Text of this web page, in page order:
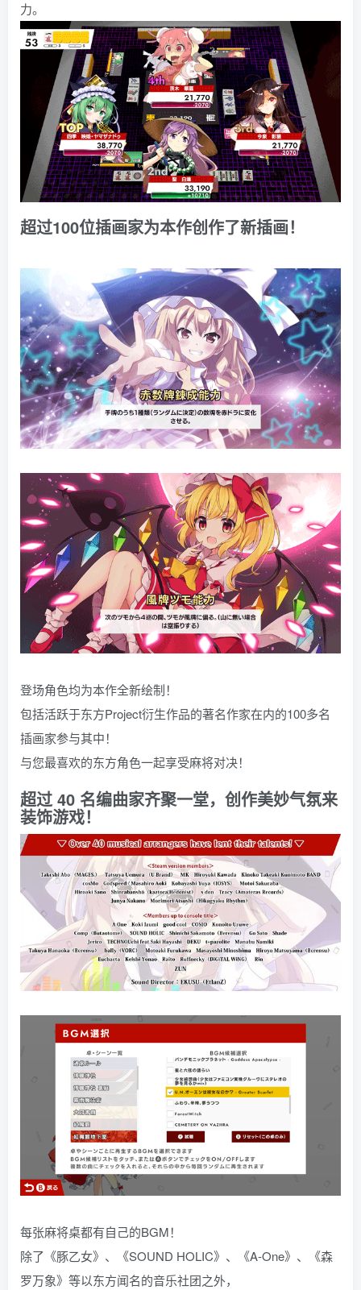
力。
超过100位插画家为本作创作了新插画！
登场角色均为本作全新绘制！
包括活跃于东方Project衍生作品的著名作家在内的100多名
插画家参与其中！
与您最喜欢的东方角色一起享受麻将对决！
超过 40 名编曲家齐聚一堂，创作美妙气氛来
装饰游戏！
每张麻将桌都有自己的BGM！
除了《豚乙女》、《SOUND HOLIC》、《A-One》、《森
罗万象》等以东方闻名的音乐社团之外，